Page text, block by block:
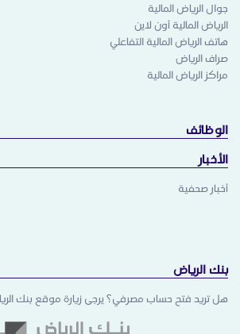
جوال الرياض المالية
الرياض المالية أون لاين
هاتف الرياض المالية التفاعلي
صراف الرياض
مراكز الرياض المالية
الوظائف
الأخبار
أخبار صحفية
بنك الرياض
هل تريد فتح حساب مصرفي؟ يرجى زيارة موقع بنك